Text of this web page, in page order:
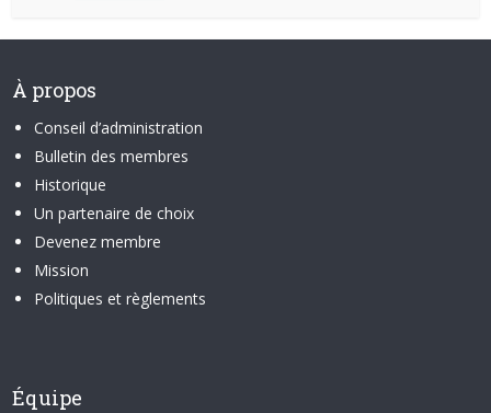
À propos
Conseil d’administration
Bulletin des membres
Historique
Un partenaire de choix
Devenez membre
Mission
Politiques et règlements
Équipe